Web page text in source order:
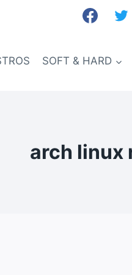
SOFT & HARD
arch linux